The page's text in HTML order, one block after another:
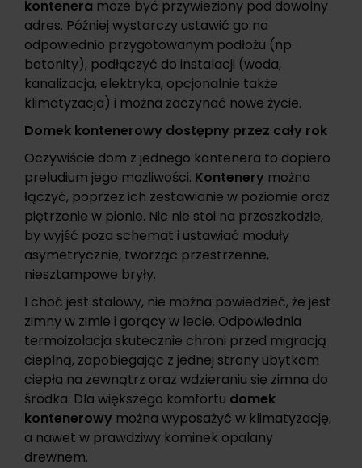
kontenera może być przywieziony pod dowolny
adres. Później wystarczy ustawić go na
odpowiednio przygotowanym podłożu (np.
betonity), podłączyć do instalacji (woda,
kanalizacja, elektryka, opcjonalnie także
klimatyzacja) i można zaczynać nowe życie.
Domek kontenerowy dostępny przez cały rok
Oczywiście dom z jednego kontenera to dopiero
preludium jego możliwości. Kontenery można
łączyć, poprzez ich zestawianie w poziomie oraz
piętrzenie w pionie. Nic nie stoi na przeszkodzie,
by wyjść poza schemat i ustawiać moduły
asymetrycznie, tworząc przestrzenne,
niesztampowe bryły.
I choć jest stalowy, nie można powiedzieć, że jest
zimny w zimie i gorący w lecie. Odpowiednia
termoizolacja skutecznie chroni przed migracją
cieplną, zapobiegając z jednej strony ubytkom
ciepła na zewnątrz oraz wdzieraniu się zimna do
środka. Dla większego komfortu domek
kontenerowy można wyposażyć w klimatyzację,
a nawet w prawdziwy kominek opalany
drewnem.